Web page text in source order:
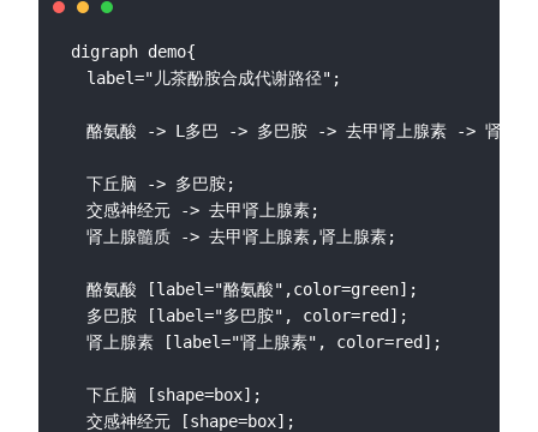
digraph demo{
  label="儿茶酚胺合成代谢路径";
酪氨酸 -> L多巴 -> 多巴胺 -> 去甲肾上腺素 -> 肾上
  下丘脑 -> 多巴胺;
  交感神经元 -> 去甲肾上腺素;
  肾上腺髓质 -> 去甲肾上腺素,肾上腺素;
  酪氨酸 [label="酪氨酸",color=green];
  多巴胺 [label="多巴胺", color=red];
  肾上腺素 [label="肾上腺素", color=red];
  下丘脑 [shape=box];
  交感神经元 [shape=box];